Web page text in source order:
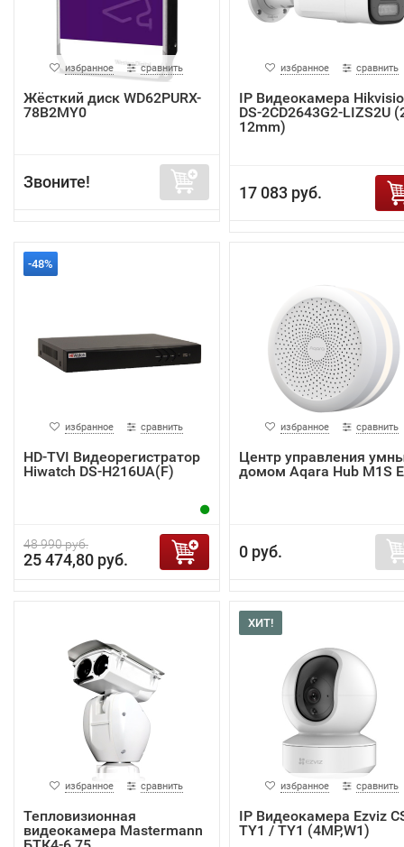
избранное сравнить
Жёсткий диск WD62PURX-
78B2MY0
Звоните!
избранное сравнить
IP Видеокамера
DS-2CD2643G2-LIZS2U
12mm)
17 083 руб.
-48%
избранное сравнить
HD-TVI Видеорегистратор
Hiwatch DS-H216UA(F)
48 990 руб.
25 474,80 руб.
избранное сравнить
Центр управления
домом Aqara Hub M1S
0 руб.
избранное сравнить
Тепловизионная
видеокамера Mastermann
ХИТ!
избранное сравнить
IP Видеокамера Ezviz
TY1 / TY1 (4MP,W1)